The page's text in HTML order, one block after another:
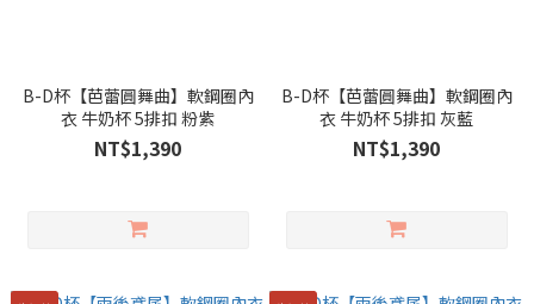
B-D杯【芭蕾圓舞曲】軟鋼圈內
衣 牛奶杯 5排扣 粉紫
NT$1,390
B-D杯【芭蕾圓舞曲】軟鋼圈內
衣 牛奶杯 5排扣 灰藍
NT$1,390